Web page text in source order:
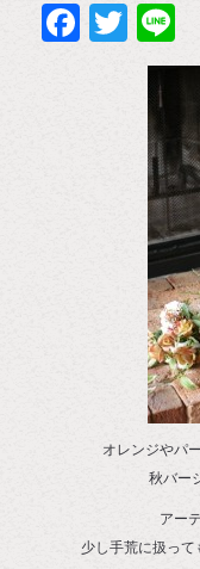
オレンジやパ
秋バー
アー
少し手荒に扱って